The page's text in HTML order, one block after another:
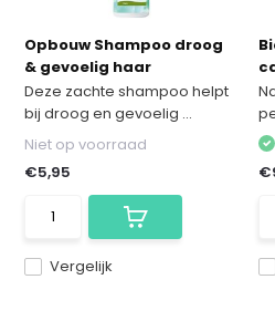
Opbouw Shampoo droog
& gevoelig haar
Deze zachte shampoo helpt
bij droog en gevoelig ...
Vergelijk
Niet op voorraad
€5,95